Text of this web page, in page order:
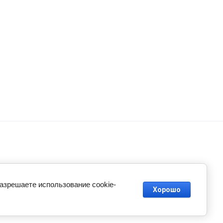
использование cookie-
Хорошо